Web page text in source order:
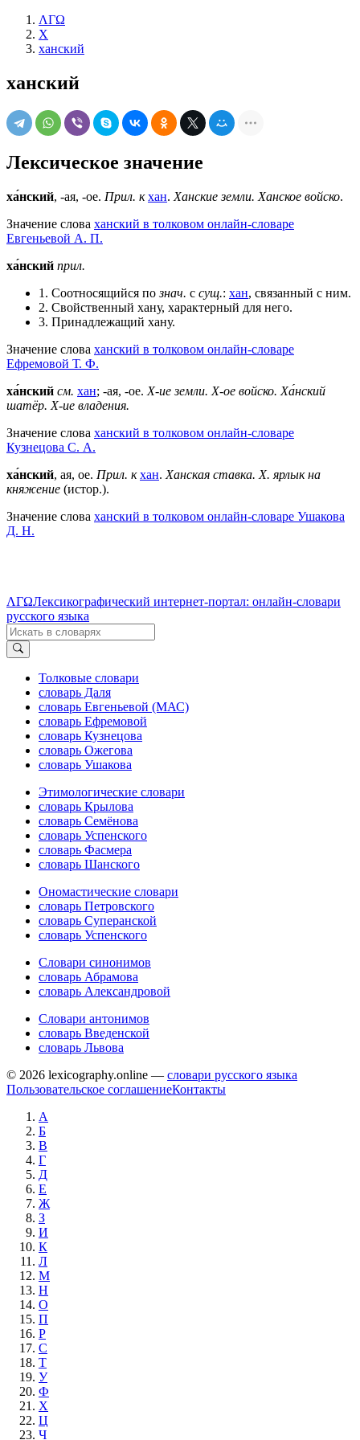
ΛΓΩ
Х
ханский
ханский
Лексическое значение
ха́нский, -ая, -ое. Прил. к хан. Ханские земли. Ханское войско.
Значение слова ханский в толковом онлайн-словаре
Евгеньевой А. П.
ха́нский прил.
1. Соотносящийся познач. с сущ.: хан, связанный с ним.
2. Свойственный хану, характерный для него.
3. Принадлежащий хану.
Значение слова ханский в толковом онлайн-словаре
Ефремовой Т. Ф.
ха́нский см. хан; -ая, -ое. Х-ие земли. Х-ое войско. Ха́нский
шатёр. Х-ие владения.
Значение слова ханский в толковом онлайн-словаре
Кузнецова С. А.
ха́нский, ая, ое. Прил. к хан. Ханская ставка. Х. ярлык на
княжение (истор.).
Значение слова ханский в толковом онлайн-словаре Ушакова
Д. Н.
ΛΓΩЛексикографический интернет-портал: онлайн-словари
русского языка
Толковые словари
словарь Даля
словарь Евгеньевой (МАС)
словарь Ефремовой
словарь Кузнецова
словарь Ожегова
словарь Ушакова
Этимологические словари
словарь Крылова
словарь Семёнова
словарь Успенского
словарь Фасмера
словарь Шанского
Ономастические словари
словарь Петровского
словарь Суперанской
словарь Успенского
Словари синонимов
словарь Абрамова
словарь Александровой
Словари антонимов
словарь Введенской
словарь Львова
© 2026 lexicography.online — словари русского языка
Пользовательское соглашениеКонтакты
А
Б
В
Г
Д
Е
Ж
З
И
К
Л
М
Н
О
П
Р
С
Т
У
Ф
Х
Ц
Ч